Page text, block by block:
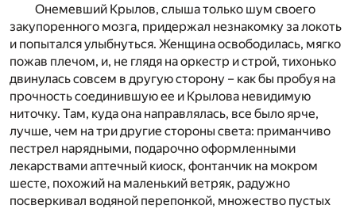
Онемевший Крылов, слыша только шум своего
закупоренного мозга, придержал незнакомку за локоть
и попытался улыбнуться. Женщина освободилась, мягко
пожав плечом, и, не глядя на оркестр и строй, тихонько
двинулась совсем в другую сторону – как бы пробуя на
прочность соединившую ее и Крылова невидимую
ниточку. Там, куда она направлялась, все было ярче,
лучше, чем на три другие стороны света: приманчиво
пестрел нарядными, подарочно оформленными
лекарствами аптечный киоск, фонтанчик на мокром
шесте, похожий на маленький ветряк, радужно
посверкивал водяной перепонкой, множество пустых